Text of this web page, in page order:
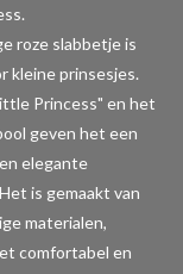
roze slabbetje is
kleine prinsesjes.
Princess" en het
geven het een
elegante
is gemaakt van
materialen,
comfortabel en